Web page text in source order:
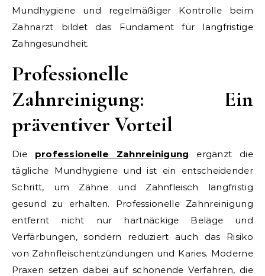
Mundhygiene und regelmäßiger Kontrolle beim
Zahnarzt bildet das Fundament für langfristige
Zahngesundheit.
Professionelle
Zahnreinigung: Ein
präventiver Vorteil
Die professionelle Zahnreinigung ergänzt die
tägliche Mundhygiene und ist ein entscheidender
Schritt, um Zähne und Zahnfleisch langfristig
gesund zu erhalten. Professionelle Zahnreinigung
entfernt nicht nur hartnäckige Beläge und
Verfärbungen, sondern reduziert auch das Risiko
von Zahnfleischentzündungen und Karies. Moderne
Praxen setzen dabei auf schonende Verfahren, die